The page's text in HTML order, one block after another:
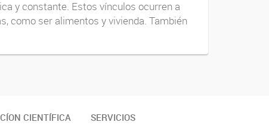
y constante. Estos vínculos ocurren a
como ser alimentos y vivienda. También
CIENTÍFICA
SERVICIOS